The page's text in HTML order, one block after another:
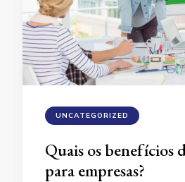
UNCATEGORIZED
Quais os benefícios
para empresas?